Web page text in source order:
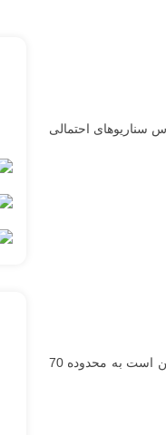
سناریوهای احتمالی
تایم فریم هفتگی، روند حرکتی لایت کوین پس از یک دوره رنج در محدوده 84 دلار، قیمت با روند نزولی مواجه شد و به محدوده 50 دلار اصلاح یافت. در آخرین تحلیل، پیش‌بینی شده بود که قیمت ممکن است به محدوده 70